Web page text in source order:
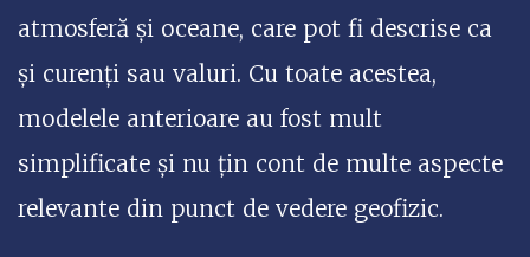
atmosferă şi oceane, care pot fi descrise ca
şi curenţi sau valuri. Cu toate acestea,
modelele anterioare au fost mult
simplificate şi nu ţin cont de multe aspecte
relevante din punct de vedere geofizic.